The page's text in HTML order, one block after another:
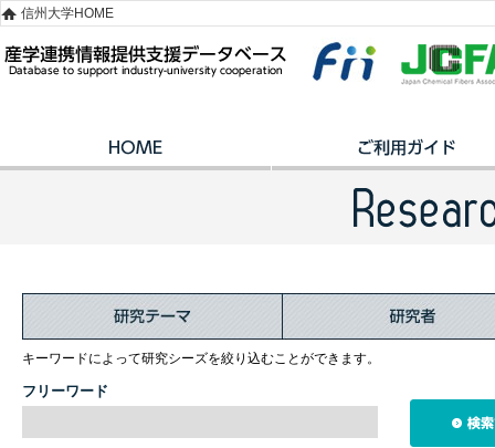
信州大学HOME
キーワードによって研究シーズを絞り込むことができます。
フリーワード